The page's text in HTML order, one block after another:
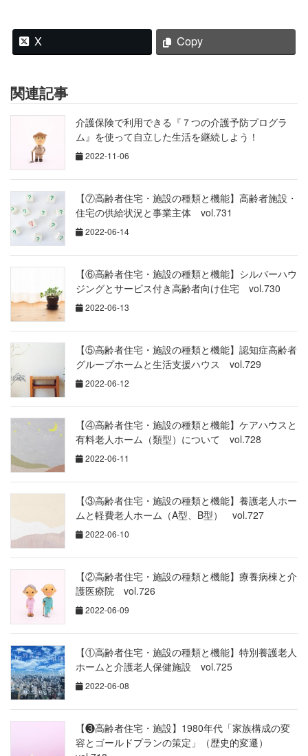
X Copy
関連記事
介護保険で利用できる『７つの介護予防プログラ
ム』を使って自立した生活を継続しよう！
2022-11-06
【⑦高齢者住宅・施設の種類と機能】高齢者施設・
住宅の供給状況と事業主体 vol.731
2022-06-14
【⑥高齢者住宅・施設の種類と機能】シルバーハウ
ジングとサービス付き高齢者向け住宅 vol.730
2022-06-13
【⑤高齢者住宅・施設の種類と機能】認知症高齢者
グループホームと生活支援ハウス vol.729
2022-06-12
【④高齢者住宅・施設の種類と機能】ケアハウスと
有料老人ホーム（類型）について vol.728
2022-06-11
【③高齢者住宅・施設の種類と機能】養護老人ホー
ムと軽費老人ホーム（A型、B型） vol.727
2022-06-10
【②高齢者住宅・施設の種類と機能】療養病棟と介
護医療院 vol.726
2022-06-09
【①高齢者住宅・施設の種類と機能】特別養護老人
ホームと介護老人保健施設 vol.725
2022-06-08
【❸高齢者住宅・施設】1980年代「家族構成の変
容とゴールドプランの策定」（歴史的変遷）